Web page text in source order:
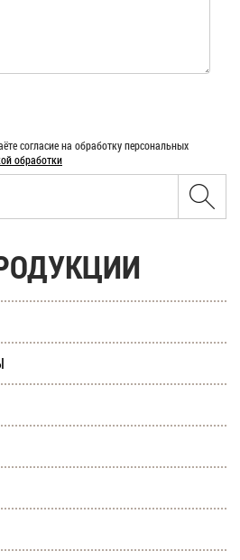
согласие на обработку персональных
обработки